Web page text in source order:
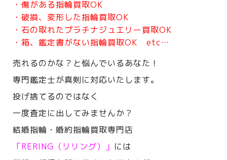
・傷がある指輪買取OK
・破損、変形した指輪買取OK
・石の取れたプラチナジュエリー買取OK
・箱、鑑定書がない指輪買取OK etc…
売れるのかな？と悩んでいるあなた！
専門鑑定士が真剣に対応いたします。
投げ捨てるのではなく
一度査定に出してみませんか？
結婚指輪・婚約指輪買取専門店
「RERING（リリング）」 には